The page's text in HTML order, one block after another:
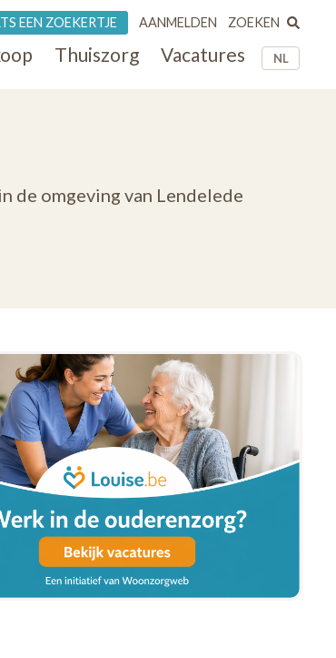
NL
Thuiszorg Vacatures
EEN ZOEKERTJE AANMELDEN ZOEKEN
de omgeving van Lendelede